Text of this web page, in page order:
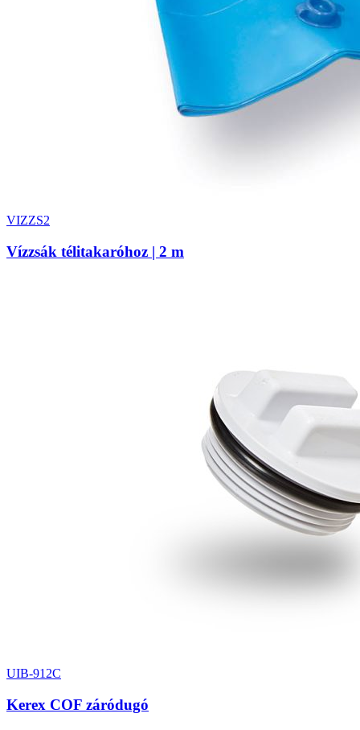
VIZZS2
Vízzsák télitakaróhoz | 2 m
UIB-912C
Kerex COF záródugó